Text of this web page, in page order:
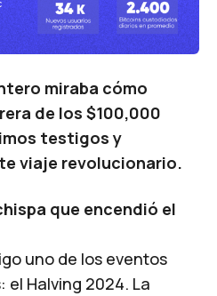
miraba cómo
de los $100,000
testigos y
viaje revolucionario.
que encendió el
uno de los eventos
el Halving 2024. La